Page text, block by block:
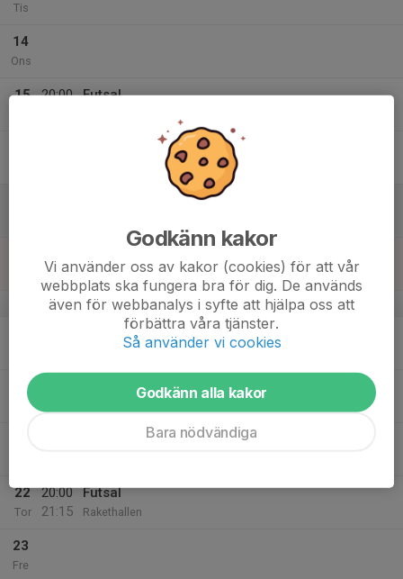
Tis
14
Ons
15
20:00
Futsal
16:30
Rakethallen
v.51
20
22
Tor
20:00
21:15
Futsal
Rakethallen
23
Fre
Godkänn kakor
Vi använder oss av kakor (cookies) för att vår
webbplats ska fungera bra för dig. De används
även för webbanalys i syfte att hjälpa oss att
förbättra våra tjänster.
Så använder vi cookies
Godkänn alla kakor
Bara nödvändiga